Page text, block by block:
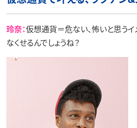
玲奈：仮想通貨＝危ない、怖いと思うイ
なくせるんでしょうね？